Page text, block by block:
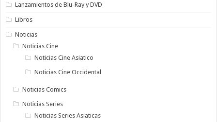
Lanzamientos de Blu-Ray y DVD
Libros
Noticias
Noticias Cine
Noticias Cine Asiatico
Noticias Cine Occidental
Noticias Comics
Noticias Series
Noticias Series Asiaticas